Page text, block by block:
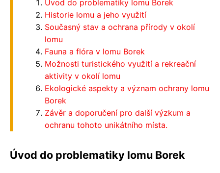
Úvod do problematiky lomu Borek
Historie lomu a jeho využití
Současný stav a ochrana přírody v okolí
lomu
Fauna a flóra v lomu Borek
Možnosti turistického využití a rekreační
aktivity v okolí lomu
Ekologické aspekty a význam ochrany lomu
Borek
Závěr a doporučení pro další výzkum a
ochranu tohoto unikátního místa.
Úvod do problematiky lomu Borek